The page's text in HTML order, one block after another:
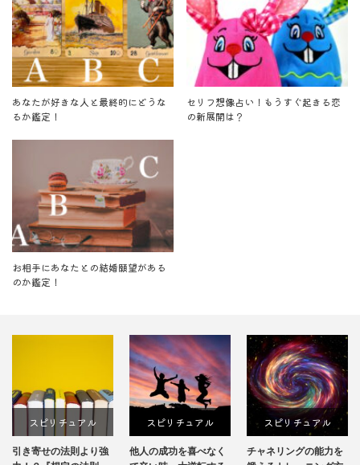
あなたが好きな人と最終的にどうな
るか鑑定！
セリフ想像占い！もうすぐ起きる恋
の新展開は？
お相手にあなたとの結婚願望がある
のか鑑定！
スピリチュアル
引き寄せの法則より強
スピリチュアル
他人の成功を喜べなく
スピリチュアル
チャネリングの能力を